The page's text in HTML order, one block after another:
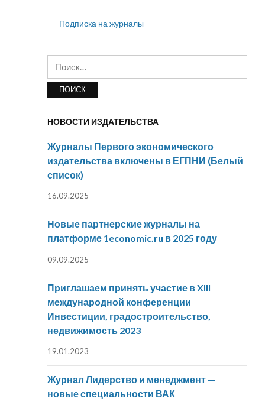
Подписка на журналы
НОВОСТИ ИЗДАТЕЛЬСТВА
Журналы Первого экономического
издательства включены в ЕГПНИ (Белый
список)
16.09.2025
Новые партнерские журналы на
платформе 1economic.ru в 2025 году
09.09.2025
Приглашаем принять участие в XIII
международной конференции
Инвестиции, градостроительство,
недвижимость 2023
19.01.2023
Журнал Лидерство и менеджмент —
новые специальности ВАК